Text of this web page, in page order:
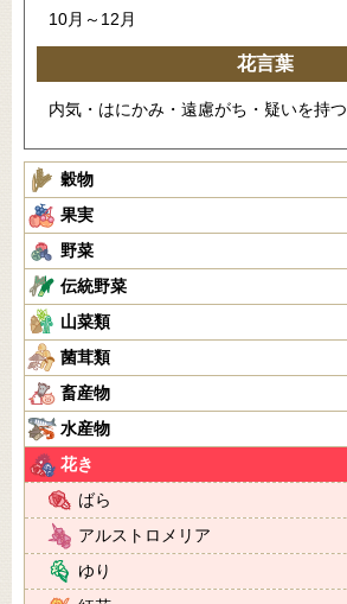
10月～12月
花言葉
内気・はにかみ・遠慮がち・疑いを持つ
穀物
果実
野菜
伝統野菜
山菜類
菌茸類
畜産物
水産物
花き
ばら
アルストロメリア
ゆり